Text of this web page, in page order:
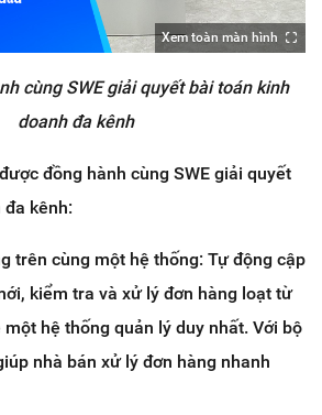
Xem toàn màn hình
cùng SWE giải quyết bài toán kinh
doanh đa kênh
đồng hành cùng SWE giải quyết
kênh:
trên cùng một hệ thống: Tự động cập
kiểm tra và xử lý đơn hàng loạt từ
hệ thống quản lý duy nhất. Với bộ
nhà bán xử lý đơn hàng nhanh